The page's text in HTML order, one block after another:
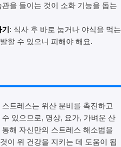
을 들이는 것이 소화 기능을 돕는
: 식사 후 바로 눕거나 야식을 먹는
할 수 있으니 피해야 해요.
스트레스는 위산 분비를 촉진하고
있으므로, 명상, 요가, 가벼운 산
해 자신만의 스트레스 해소법을
이 위 건강을 지키는 데 도움이 됩